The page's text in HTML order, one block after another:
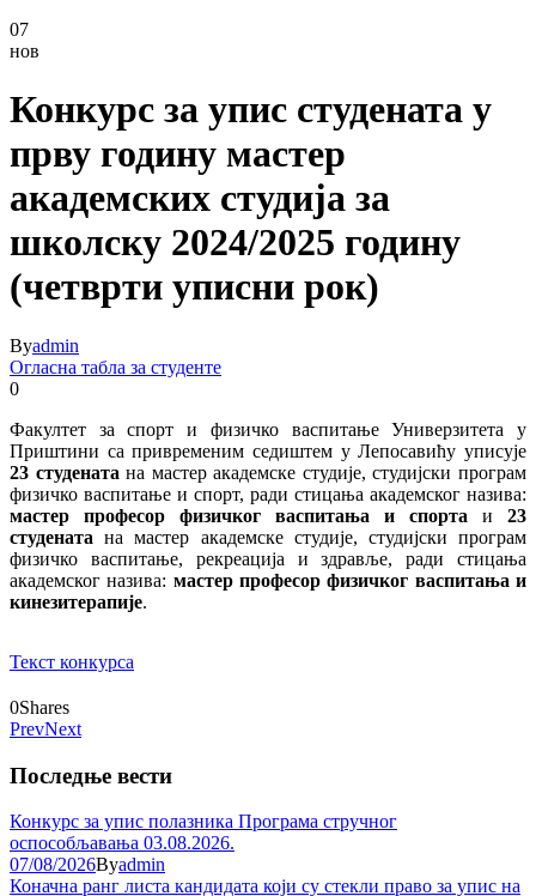
07
нов
Конкурс за упис студената у
прву годину мастер
академских студија за
школску 2024/2025 годину
(четврти уписни рок)
Byadmin
Огласна табла за студенте
0
Факултет за спорт и физичко васпитање Универзитета у
Приштини са привременим седиштем у Лепосавићу уписује
23 студената на мастер академске студије, студијски програм
физичко васпитање и спорт, ради стицања академског назива:
мастер професор физичког васпитања и спорта и 23
студената на мастер академске студије, студијски програм
физичко васпитање, рекреација и здравље, ради стицања
академског назива: мастер професор физичког васпитања и
кинезитерапије.
Текст конкурса
0Shares
PrevNext
Последње вести
Конкурс за упис полазника Програма стручног
оспособљавања 03.08.2026.
07/08/2026Byadmin
Коначна ранг листа кандидата који су стекли право за упис на